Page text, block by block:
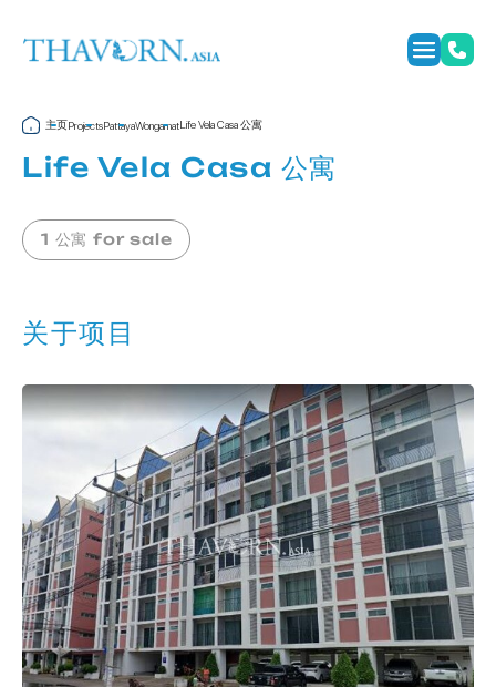
主页ProjectsPattayaWongamatLife Vela Casa 公寓
Life Vela Casa 公寓
1 公寓 for sale
关于项目